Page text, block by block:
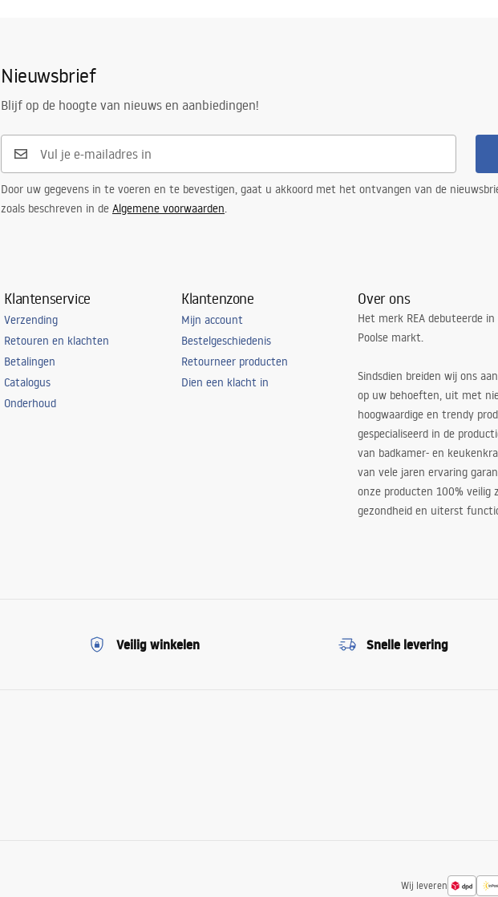
Diamond
24 maanden
Nieuwsbrief
Blijf op de hoogte van nieuws en aanbiedingen!
Door uw gegevens in te voeren en te bevestigen, gaat u akkoord met het ontvangen van de
zoals beschreven in de Algemene voorwaarden.
Klantenservice
Verzending
Retouren en klachten
Betalingen
Catalogus
Onderhoud
Klantenzone
Mijn account
Bestelgeschiedenis
Retourneer producten
Dien een klacht in
Over ons
Het merk REA debuteerde
Poolse markt.
Sindsdien breiden wij ons
op uw behoeften, uit met
hoogwaardige en trendy
gespecialiseerd in de
van badkamer- en
van vele jaren ervaring
onze producten 100% veilig
gezondheid en uiterst
Veilig winkelen Snelle levering
Wij leveren